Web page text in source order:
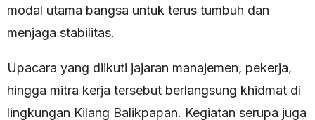
modal utama bangsa untuk terus tumbuh dan
menjaga stabilitas.
Upacara yang diikuti jajaran manajemen, pekerja,
hingga mitra kerja tersebut berlangsung khidmat di
lingkungan Kilang Balikpapan. Kegiatan serupa juga